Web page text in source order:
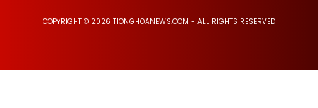
COPYRIGHT © 2026 TIONGHOANEWS.COM - ALL RIGHTS RESERVED